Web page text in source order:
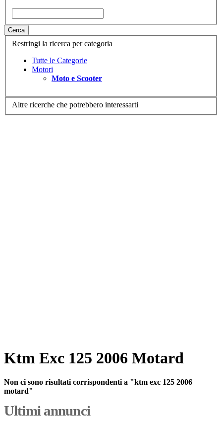
Cerca
Restringi la ricerca per categoria
Tutte le Categorie
Motori
Moto e Scooter
Altre ricerche che potrebbero interessarti
Ktm Exc 125 2006 Motard
Non ci sono risultati corrispondenti a "ktm exc 125 2006
motard"
Ultimi annunci